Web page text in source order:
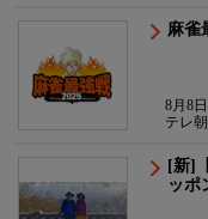
麻雀
8月8
テレ
[新]
ッポ